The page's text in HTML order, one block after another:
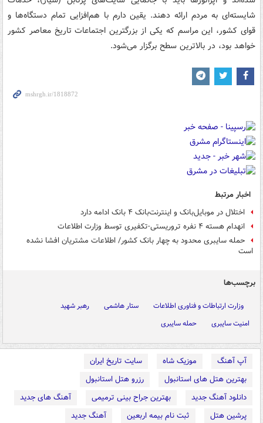
شایسته‌ای به مردم ارائه دهند. یقین دارم با هم‌افزایی تمام دستگاه‌ها و
قوای کشور، این مراسم که یکی از بزرگترین اجتماعات تاریخ معاصر کشور
خواهد بود، در بالاترین سطح برگزار می‌شود.
اخبار مرتبط
اختلال در موبایل‌بانک و اینترنت‌بانک ۴ بانک ادامه دارد
انهدام هسته ۴ نفره تروریستی-تکفیری توسط وزارت اطلاعات
حمله سایبری محدود به چهار بانک کشور/ اطلاعات مشتریان افشا نشده
است
برچسب‌ها
وزارت ارتباطات و فناوری اطلاعات ستار هاشمی
رهبر شهید
امنیت سایبری
حمله سایبری
آپ آهنگ موزیک شاه
سایت تاریخ ایران
بهترین هتل های استانبول
رزرو هتل استانبول
دانلود آهنگ جدید
بهترین جراح بینی ترمیمی
آهنگ های جدید
پرشین هتل
ثبت نام بیمه اربعین
آهنگ جدید